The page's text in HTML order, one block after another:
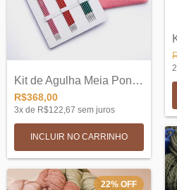
Kit de Agulha Meia Ponta Dupla - 5 Agulh...
R$368,00
3x de R$122,67 sem juros
2
22% OFF